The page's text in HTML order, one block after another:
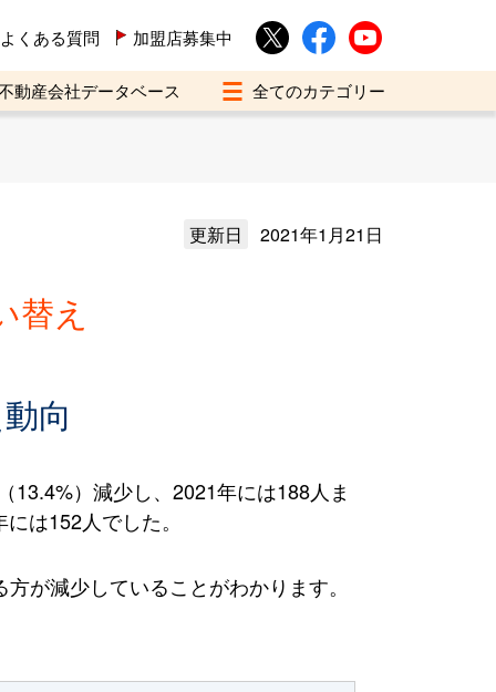
よくある質問 加盟店募集中
動産会社データベース
更新日 2021年1月21日
替え
向
13.4%）減少し、2021年には188人ま
は152人でした。
が減少していることがわかります。